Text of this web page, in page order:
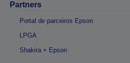
Partners
Portal de parceiros Epson
LPGA
Shakira + Epson